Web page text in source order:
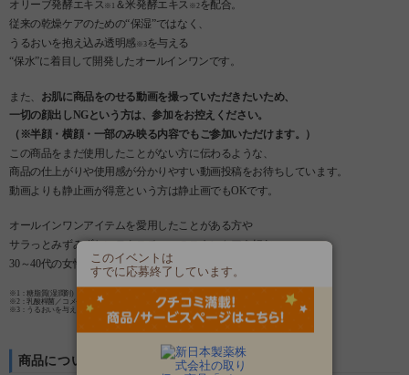
オリーブ発酵エキス ※1 ＆米発酵エキス ※2を配合。
従来の乾燥ケアのための“保湿”ではなく、
うるおいを抱え込み透明感※3を与える
“保水”に着目して開発したオールインワンです。
また、 お肌に商品をのせる動画を撮っていただきたいため、
一切の顔出しNGという方は、参加をお控えください。
（※半顔・横顔・一部のみ映る内容でもご参加いただけます。）
この商品をまだ使用したことがない方に伝わるような、
商品の仕上がりや使用感が分かりやすい動画投稿をお待ちしています。
動画よりも静止画が得意という方は静止画でもOKです。
オールインワンアイテムを愛用したことがある方や
サラっとみずみずしいテクスチャーのスキンケアを好む
30～40代の女性のご参加を特に歓迎しています♪
※1：糖脂質(湿潤剤)
※2：乳酸桿菌／コメ発酵物(湿潤剤)
※3：うるおいを与えることによる
商品について
このイベントは
すでに応募終了しています。